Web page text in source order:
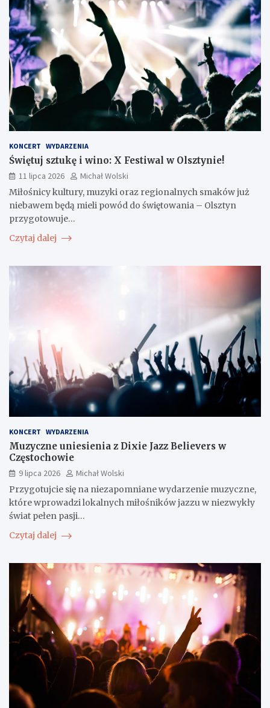
KONCERT WYDARZENIA
Świętuj sztukę i wino: X Festiwal w Olsztynie!
11 lipca 2026
Michał Wolski
Miłośnicy kultury, muzyki oraz regionalnych smaków już
niebawem będą mieli powód do świętowania – Olsztyn
przygotowuje…
Czytaj dalej
KONCERT WYDARZENIA
Muzyczne uniesienia z Dixie Jazz Believers w
Częstochowie
9 lipca 2026
Michał Wolski
Przygotujcie się na niezapomniane wydarzenie muzyczne,
które wprowadzi lokalnych miłośników jazzu w niezwykły
świat pełen pasji…
Czytaj dalej